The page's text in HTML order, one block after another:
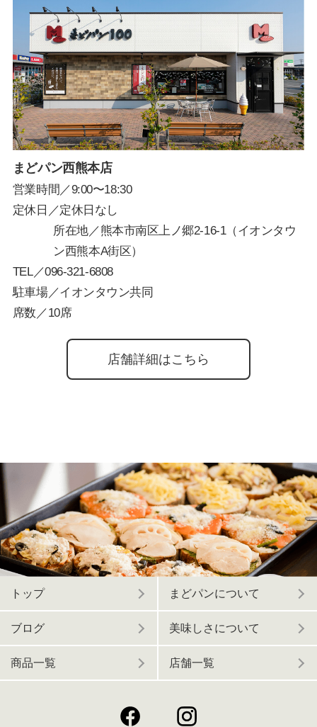
まどパン西熊本店
営業時間／9:00〜18:30
定休日／定休日なし
所在地／熊本市南区上ノ郷2-16-1（イオンタウ
ン西熊本A街区）
TEL／096-321-6808
駐車場／イオンタウン共同
席数／10席
店舗詳細はこちら
トップ まどパンについて
ブログ 美味しさについて
商品一覧 店舗一覧